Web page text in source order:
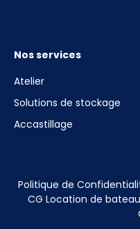
Nos services
Atelier
Solutions de stockage
Accastillage
Politique de
CG Location de bateau